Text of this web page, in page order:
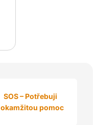
SOS – Potřebuji
okamžitou pomoc